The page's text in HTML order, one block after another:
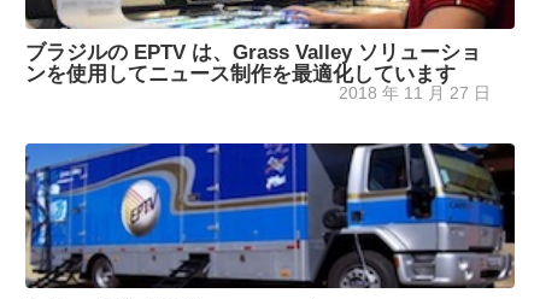
ブラジルの EPTV は、Grass Valley ソリューショ
ンを使用してニュース制作を最適化しています
2018 年 11 月 27 日